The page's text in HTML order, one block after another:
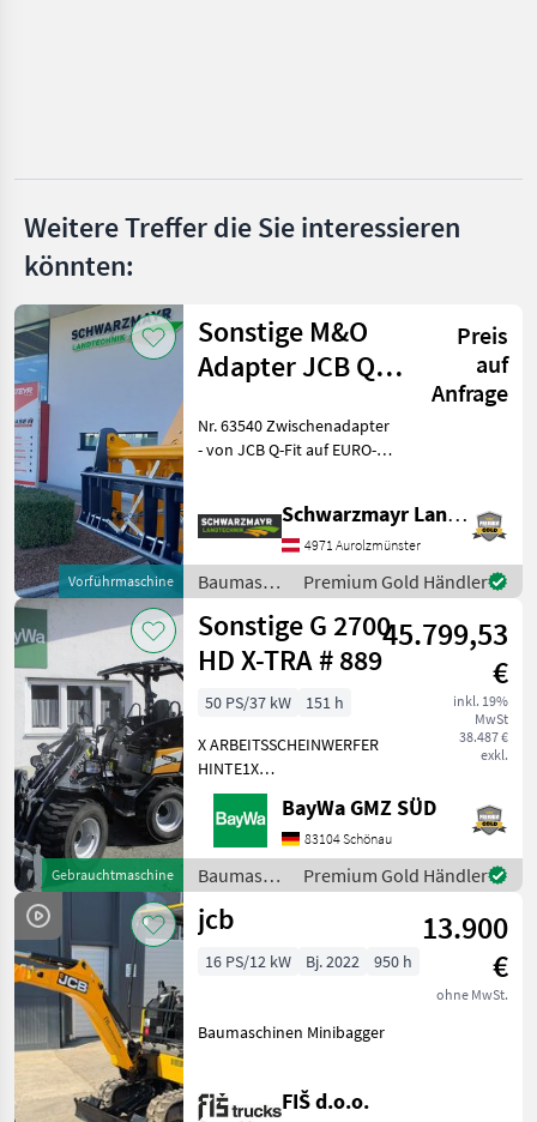
Alle 8
anzeigen
MARKTPLATZ
Marktplatz Händlerangebote Kleinanzeigen
Weitere Treffer die Sie interessieren
könnten:
Vorführmaschine
Sonstige M&O
Adapter JCB Q -
Preis
auf
Anfrage
Nr. 63540 Zwischenadapter
- von JCB Q-Fit auf EURO-
Tragkraft VFG-gebraucht
Das Verkaufsteam der Fa.
Schwarzmayr Landtechnik GmbH - Aurolzmünster
4971 Aurolzmünster
Baumaschinen
/ Sonstige
Premium Gold Händler
Gebrauchtmaschine
Sonstige G 2700
HD X-TRA # 889
45.799,53
€
inkl. 19%
MwSt
38.487 €
exkl.
50 PS/37 kW
151 h
X ARBEITSSCHEINWERFER
HINTE1X
ARBEITSSCHEINWERFER
VORNE1X
HECKGEWICHTSPLATTE 62
KG1X
HYDRAULIKKREISLAUF
DPPPEL31X15.50-15
SKIDDATENBESCHEINIGUNG
BRD 20 KMDRUCKFREIER
BayWa GMZ SÜD
83104 Schönau
Baumaschinen
/ Sonstige
Premium Gold Händler
jcb
13.900
€
ohne MwSt.
16 PS/12 kW Bj. 2022 950 h
Baumaschinen Minibagger
FIŠ d.o.o.